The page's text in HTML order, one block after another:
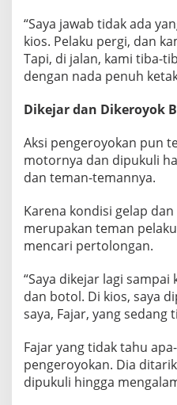
“Saya jawab tidak ada
kios. Pelaku pergi, dan
Tapi, di jalan, kami tiba-
dengan nada penuh
Dikejar dan Dikeroyok
Aksi pengeroyokan pun
motornya dan dipukuli
dan teman-temannya.
Karena kondisi gelap
merupakan teman
mencari pertolongan.
“Saya dikejar lagi
dan botol. Di kios, saya
saya, Fajar, yang sedang
Fajar yang tidak tahu
pengeroyokan. Dia
dipukuli hingga